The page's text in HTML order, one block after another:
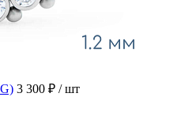
3 300 ₽ / шт